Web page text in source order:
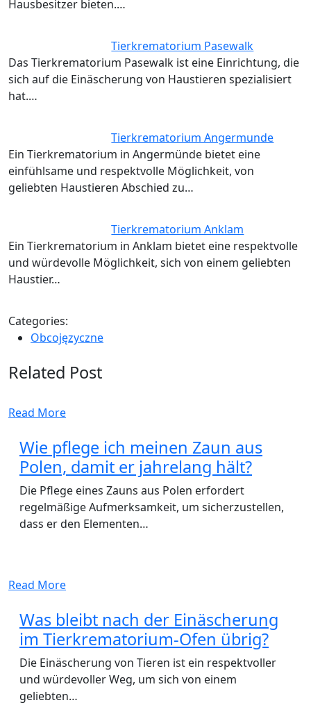
Hausbesitzer bieten.…
Tierkrematorium Pasewalk
Das Tierkrematorium Pasewalk ist eine Einrichtung, die
sich auf die Einäscherung von Haustieren spezialisiert
hat.…
Tierkrematorium Angermunde
Ein Tierkrematorium in Angermünde bietet eine
einfühlsame und respektvolle Möglichkeit, von
geliebten Haustieren Abschied zu…
Tierkrematorium Anklam
Ein Tierkrematorium in Anklam bietet eine respektvolle
und würdevolle Möglichkeit, sich von einem geliebten
Haustier…
Categories:
Obcojęzyczne
Related Post
Read More
Wie pflege ich meinen Zaun aus
Polen, damit er jahrelang hält?
Die Pflege eines Zauns aus Polen erfordert
regelmäßige Aufmerksamkeit, um sicherzustellen,
dass er den Elementen…
Read More
Was bleibt nach der Einäscherung
im Tierkrematorium-Ofen übrig?
Die Einäscherung von Tieren ist ein respektvoller
und würdevoller Weg, um sich von einem
geliebten…